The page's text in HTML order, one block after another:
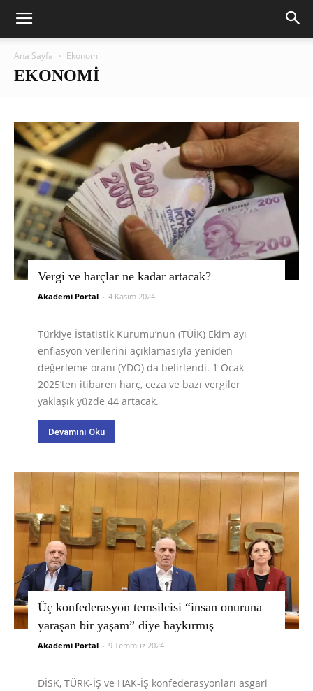
Ana Sayfa Ekonomi
EKONOMI
Vergi ve harçlar ne kadar artacak?
Akademi Portal - 4 Kasım 2024
Türkiye İstatistik Kurumu’nun (TÜİK) Ekim ayı
enflasyon verilerini açıklamasıyla yeniden
değerleme oranı (YDO) da belirlendi. 1 Ocak
2025’ten itibaren harç, ceza ve bazı vergiler
yaklaşık yüzde 44 artacak.
Devamını Oku
Üç konfederasyon temsilcisi “insan onuruna
yaraşan bir yaşam” diye haykırmış
Akademi Portal - 9 Temmuz 2024
DİSK, TÜRK-İŞ ve HAK-İŞ konfederasyonları asgari